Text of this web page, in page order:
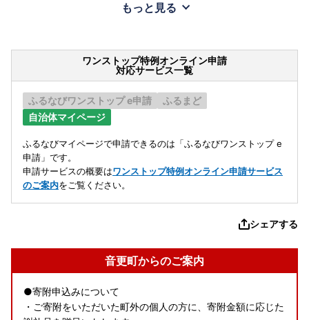
もっと見る
ワンストップ特例オンライン申請
対応サービス一覧
ふるなびワンストップ e申請
ふるまど
自治体マイページ
ふるなびマイページで申請できるのは「ふるなびワンストップ e
申請」です。
申請サービスの概要はワンストップ特例オンライン申請サービス
のご案内をご覧ください。
シェアする
音更町からのご案内
●寄附申込みについて
・ご寄附をいただいた町外の個人の方に、寄附金額に応じた